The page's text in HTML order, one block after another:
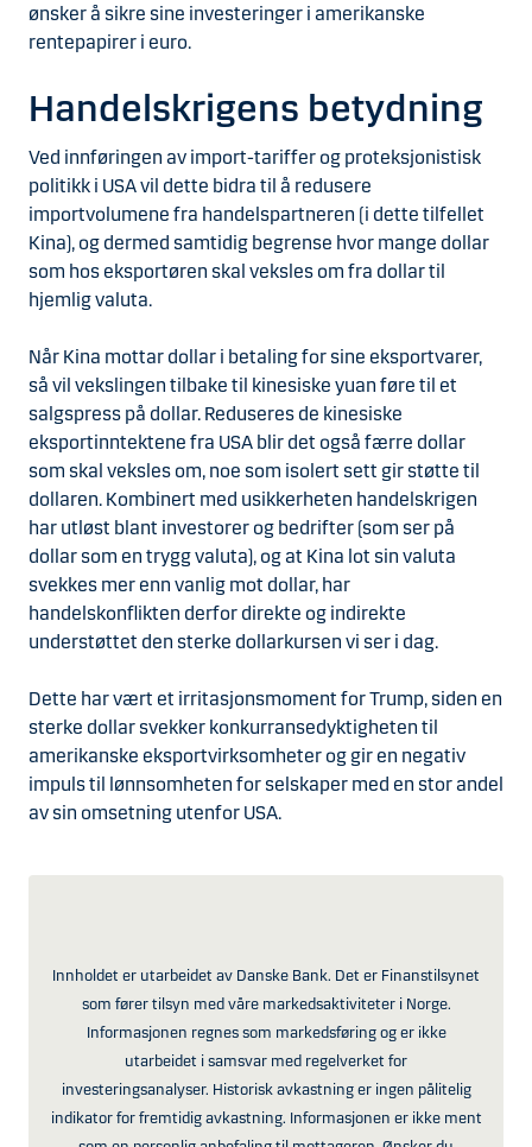
ønsker å sikre sine investeringer i amerikanske
rentepapirer i euro.
Handelskrigens betydning
Ved innføringen av import-tariffer og proteksjonistisk
politikk i USA vil dette bidra til å redusere
importvolumene fra handelspartneren (i dette tilfellet
Kina), og dermed samtidig begrense hvor mange dollar
som hos eksportøren skal veksles om fra dollar til
hjemlig valuta.
Når Kina mottar dollar i betaling for sine eksportvarer,
så vil vekslingen tilbake til kinesiske yuan føre til et
salgspress på dollar. Reduseres de kinesiske
eksportinntektene fra USA blir det også færre dollar
som skal veksles om, noe som isolert sett gir støtte til
dollaren. Kombinert med usikkerheten handelskrigen
har utløst blant investorer og bedrifter (som ser på
dollar som en trygg valuta), og at Kina lot sin valuta
svekkes mer enn vanlig mot dollar, har
handelskonflikten derfor direkte og indirekte
understøttet den sterke dollarkursen vi ser i dag.
Dette har vært et irritasjonsmoment for Trump, siden en
sterke dollar svekker konkurransedyktigheten til
amerikanske eksportvirksomheter og gir en negativ
impuls til lønnsomheten for selskaper med en stor andel
av sin omsetning utenfor USA.
Innholdet er utarbeidet av Danske Bank. Det er Finanstilsynet
som fører tilsyn med våre markedsaktiviteter i Norge.
Informasjonen regnes som markedsføring og er ikke
utarbeidet i samsvar med regelverket for
investeringsanalyser. Historisk avkastning er ingen pålitelig
indikator for fremtidig avkastning. Informasjonen er ikke ment